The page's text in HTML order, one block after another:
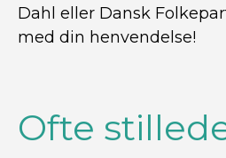
Dahl eller Dansk
med din henvendelse!
Ofte